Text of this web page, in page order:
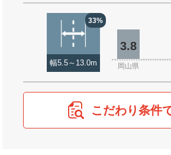
33%
幅5.5～13.0m
3.8
岡山県
こだわり条件